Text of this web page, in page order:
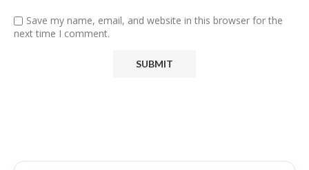
Save my name, email, and website in this browser for the
next time I comment.